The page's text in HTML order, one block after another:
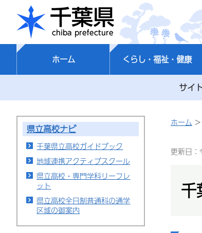
千葉県
ホーム くらし・福祉・健康
サイ
県立高校ナビ
千葉県立高校ガイドブック
地域連携アクティブスクール
県立高校・専門学科リーフレ
ット
県立高校全日制普通科の通学
区域の御案内
ホーム >
更新日
千